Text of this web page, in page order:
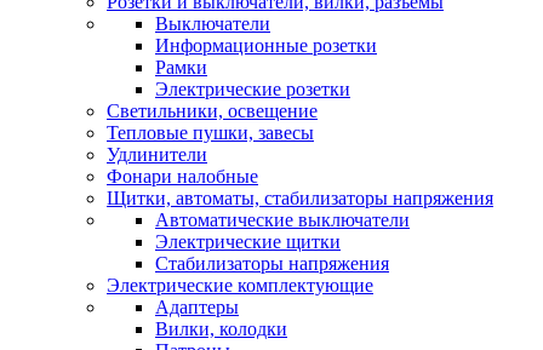
Выключатели
Информационные розетки
Рамки
Электрические розетки
Светильники, освещение
Тепловые пушки, завесы
Удлинители
Фонари налобные
Щитки, автоматы, стабилизаторы напряжения
Автоматические выключатели
Электрические щитки
Стабилизаторы напряжения
Электрические комплектующие
Адаптеры
Вилки, колодки